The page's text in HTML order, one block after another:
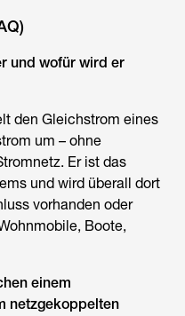
und wofür wird er
den Gleichstrom eines
um – ohne
Er ist das
und wird überall dort
vorhanden oder
Boote,
einem
netzgekoppelten